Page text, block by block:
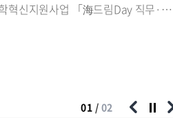
2020학년도 대학혁신지원사업 「海드림Day 직무·직업 설명회」 참석자 모집
01 / 02